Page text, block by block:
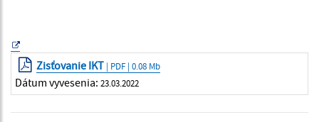
Zisťovanie IKT | PDF | 0.08 Mb
Dátum vyvesenia: 23.03.2022